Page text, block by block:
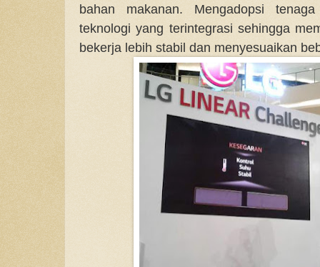
bahan makanan. Mengadopsi
teknologi yang terintegrasi sehingga
bekerja lebih stabil dan menyesuaikan